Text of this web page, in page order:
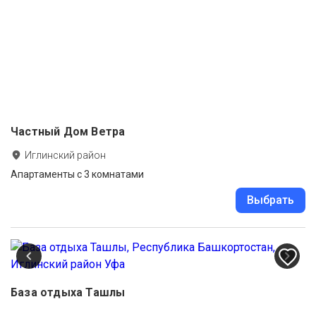
Частный Дом Ветра
Иглинский район
Апартаменты с 3 комнатами
Выбрать
База отдыха Ташлы